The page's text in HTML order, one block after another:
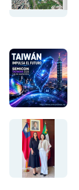
of Foreign
in Arizona,
and